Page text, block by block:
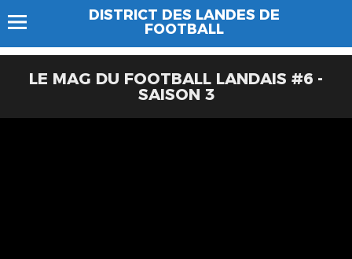
DISTRICT DES LANDES DE
FOOTBALL
LE MAG DU FOOTBALL LANDAIS #6 -
SAISON 3